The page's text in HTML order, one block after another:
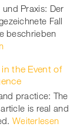
Praxis: Der
Fall
beschrieben
the Event of
practice: The
is real and
Weiterlesen